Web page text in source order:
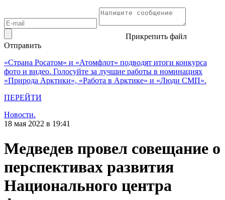
Прикрепить файл
Отправить
«Страна Росатом» и «Атомфлот» подводят итоги конкурса
фото и видео. Голосуйте за лучшие работы в номинациях
«Природа Арктики», «Работа в Арктике» и «Люди СМП».
ПЕРЕЙТИ
Новости.
18 мая 2022 в 19:41
Медведев провел совещание о
перспективах развития
Национального центра